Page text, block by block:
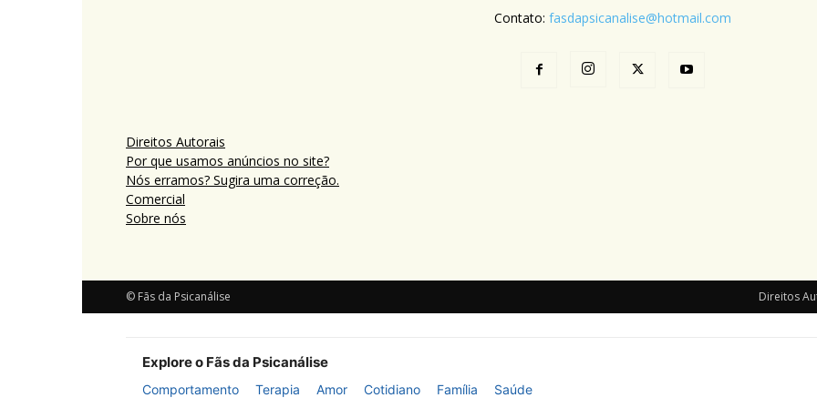
Contato: fasdapsicanalise@hotmail.com
Direitos Autorais
Por que usamos anúncios no site?
Nós erramos? Sugira uma correção.
Comercial
Sobre nós
Direitos
© Fãs da Psicanálise
Explore o Fãs da Psicanálise
Comportamento Terapia Amor Cotidiano Família Saúde